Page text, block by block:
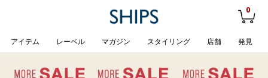
0
アイテム レーベル マガジン スタイリング 店舗 発見